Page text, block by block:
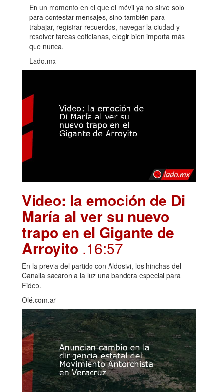
En un momento en el que el móvil ya no sirve solo
para contestar mensajes, sino también para
trabajar, registrar recuerdos, navegar la ciudad y
resolver tareas cotidianas, elegir bien importa más
que nunca.
Lado.mx
Video: la emoción de Di
María al ver su nuevo
trapo en el Gigante de
Arroyito .16:57
En la previa del partido con Aldosivi, los hinchas del
Canalla sacaron a la luz una bandera especial para
Fideo.
Olé.com.ar